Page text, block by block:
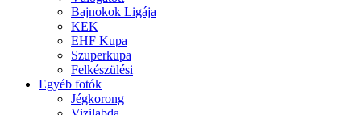
Bajnokok Ligája
KEK
EHF Kupa
Szuperkupa
Felkészülési
Egyéb fotók
Jégkorong